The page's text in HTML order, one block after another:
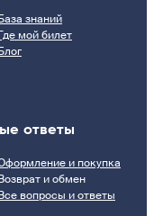
знаний
мой билет
ответы
и покупка
и обмен
вопросы и ответы